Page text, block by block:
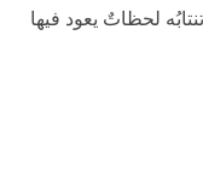
لحظاتٌ يعود فيها